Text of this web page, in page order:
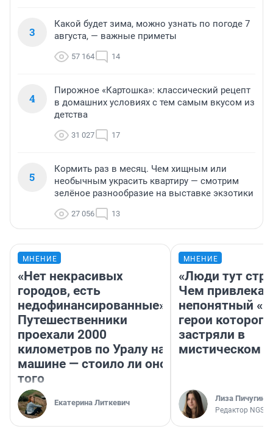
3
Какой будет зима, можно узнать по погоде 7
августа, — важные приметы
57 164 14
4
Пирожное «Картошка»: классический рецепт
в домашних условиях с тем самым вкусом из
детства
31 027 17
5
Кормить раз в месяц. Чем хищным или
необычным украсить квартиру — смотрим
зелёное разнообразие на выставке экзотики
27 056 13
МНЕНИЕ
«Нет некрасивых
городов, есть
недофинансированные».
Путешественники
проехали 2000
километров по Уралу на
машине — стоило ли оно
того
Екатерина Литкевич
МНЕНИЕ
«Люди тут
Чем
непонятный
герои которого
застряли в
мистическом
Лиза Пичугина
Редактор